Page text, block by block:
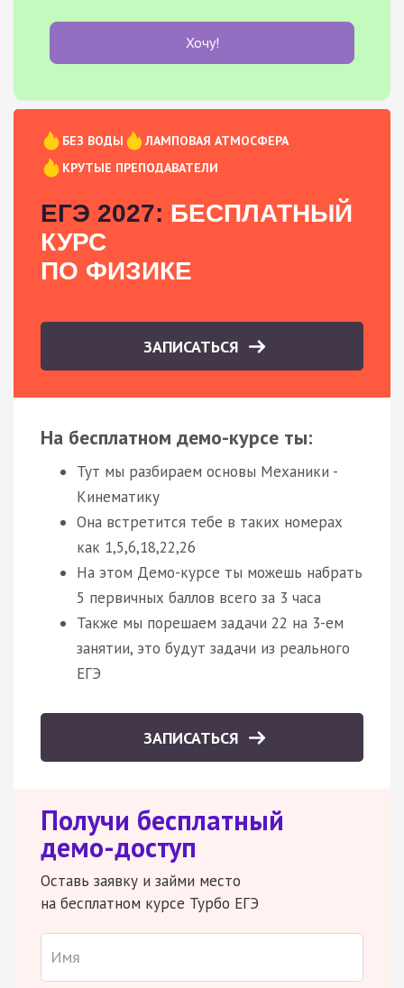
Хочу!
БЕЗ ВОДЫ
ЛАМПОВАЯ АТМОСФЕРА
КРУТЫЕ ПРЕПОДАВАТЕЛИ
ЕГЭ 2027: БЕСПЛАТНЫЙ
КУРС
ПО ФИЗИКЕ
ЗАПИСАТЬСЯ
На бесплатном демо-курсе ты:
Тут мы разбираем основы Механики -
Кинематику
Она встретится тебе в таких номерах
как 1,5,6,18,22,26
На этом Демо-курсе ты можешь набрать
5 первичных баллов всего за 3 часа
Также мы порешаем задачи 22 на 3-ем
занятии, это будут задачи из реального
ЕГЭ
ЗАПИСАТЬСЯ
Получи бесплатный
демо-доступ
Оставь заявку и займи место
на бесплатном курсе Турбо ЕГЭ